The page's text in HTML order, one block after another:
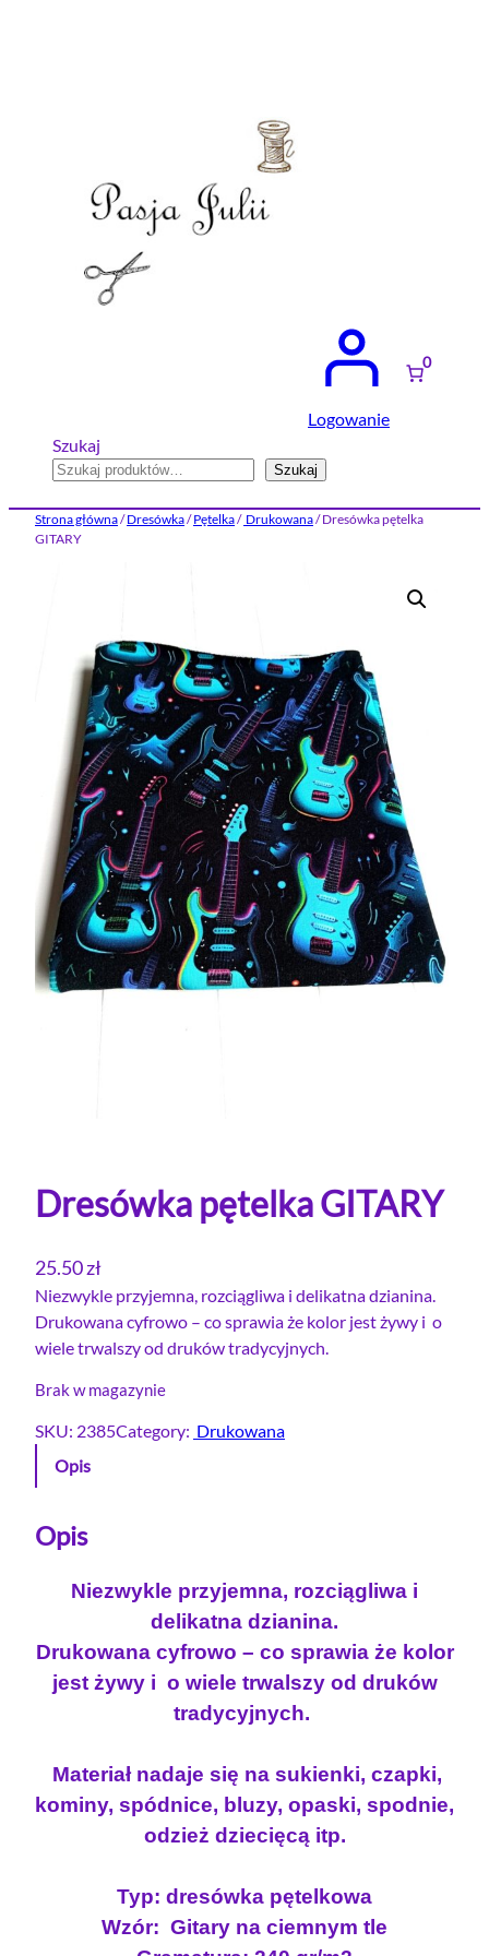
Logowanie
0
Szukaj
Szukaj
Strona główna/Dresówka/Pętelka/ Drukowana/ Dresówka pętelka
GITARY
Dresówka pętelka GITARY
25.50zł
Niezwykle przyjemna, rozciągliwa i delikatna dzianina.
Drukowana cyfrowo – co sprawia że kolor jest żywy i o
wiele trwalszy od druków tradycyjnych.
Brak w magazynie
SKU: 2385Category: Drukowana
Opis
Opis
Niezwykle przyjemna, rozciągliwa i
delikatna dzianina.
Drukowana cyfrowo – co sprawia że kolor
jest żywy i o wiele trwalszy od druków
tradycyjnych.
Materiał nadaje się na sukienki, czapki,
kominy, spódnice, bluzy, opaski, spodnie,
odzież dziecięcą itp.
Typ: dresówka pętelkowa
Wzór: Gitary na ciemnym tle